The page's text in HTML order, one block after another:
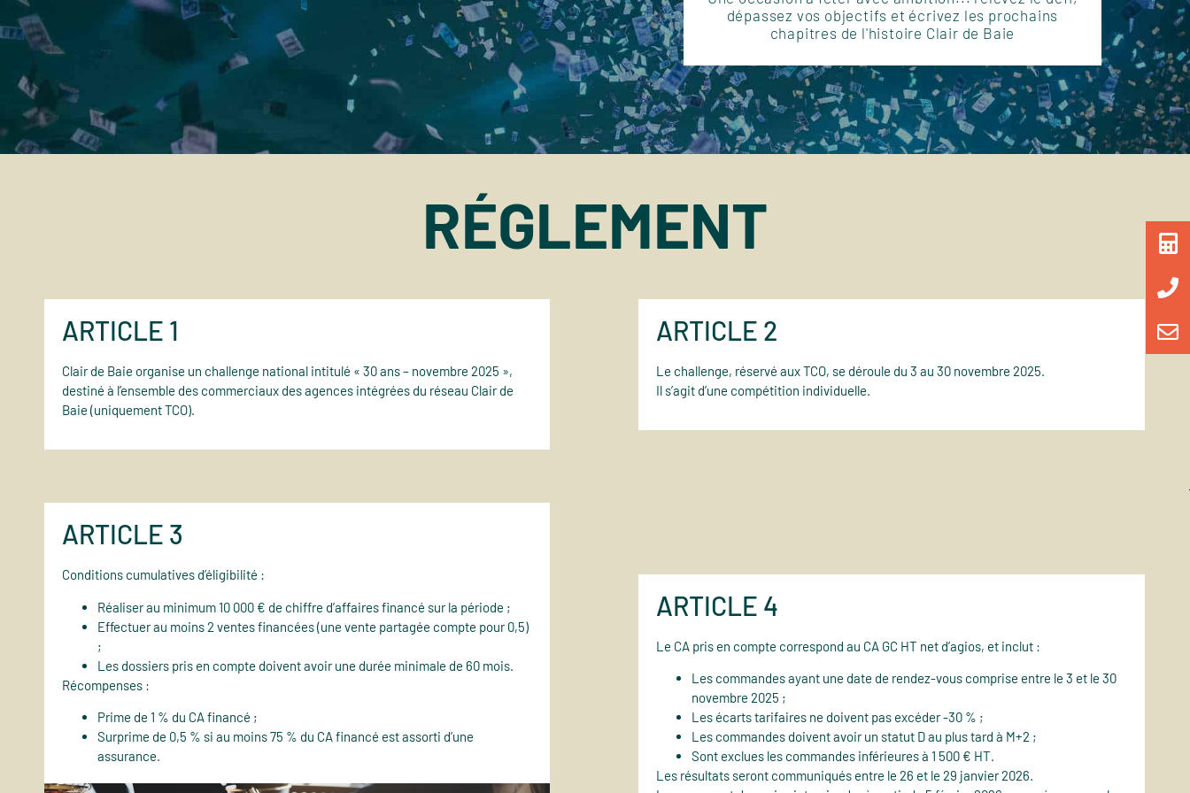
dépassez vos objectifs et écrivez les prochains
chapitres de l'histoire Clair de Baie
RÉGLEMENT
ARTICLE 1
Clair de Baie organise un challenge national intitulé « 30 ans – novembre 2025 »,
destiné à l’ensemble des commerciaux des agences intégrées du réseau Clair de
Baie (uniquement TCO).
ARTICLE 2
Le challenge, réservé aux TCO, se déroule du 3 au 30 novembre 2025.
Il s’agit d’une compétition individuelle.
ARTICLE 3
Conditions cumulatives d’éligibilité :
Réaliser au minimum 10 000 € de chiffre d’affaires financé sur la période ;
Effectuer au moins 2 ventes financées (une vente partagée compte pour 0,5)
;
Les dossiers pris en compte doivent avoir une durée minimale de 60 mois.
Récompenses :
Prime de 1 % du CA financé ;
Surprime de 0,5 % si au moins 75 % du CA financé est assorti d’une
assurance.
ARTICLE 4
Le CA pris en compte correspond au CA GC HT net d’agios, et inclut :
Les commandes ayant une date de rendez-vous comprise entre le 3 et le 30
novembre 2025 ;
Les écarts tarifaires ne doivent pas excéder -30 % ;
Les commandes doivent avoir un statut D au plus tard à M+2 ;
Sont exclues les commandes inférieures à 1 500 € HT.
Les résultats seront communiqués entre le 26 et le 29 janvier 2026.